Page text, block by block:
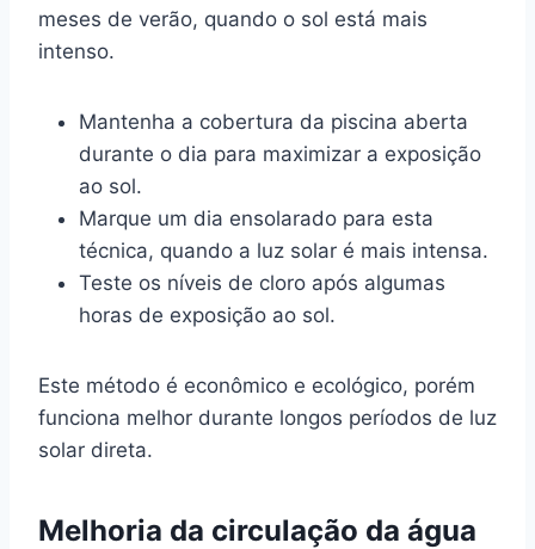
meses de verão, quando o sol está mais
intenso.
Mantenha a cobertura da piscina aberta
durante o dia para maximizar a exposição
ao sol.
Marque um dia ensolarado para esta
técnica, quando a luz solar é mais intensa.
Teste os níveis de cloro após algumas
horas de exposição ao sol.
Este método é econômico e ecológico, porém
funciona melhor durante longos períodos de luz
solar direta.
Melhoria da circulação da água